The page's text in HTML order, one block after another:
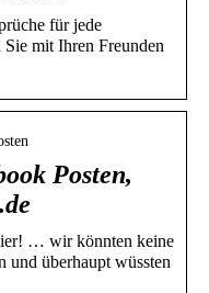
für jede
mit Ihren Freunden
Posten,
… wir könnten keine
und überhaupt wüssten